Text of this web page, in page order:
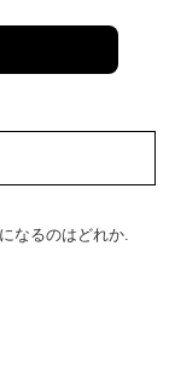
なるのはどれか.